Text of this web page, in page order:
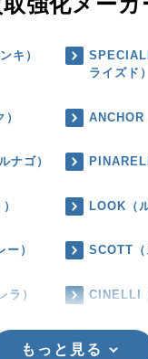
キ）
ライズド）
ANCHOR
ナゴ）
LOOK（
） SCOTT（
ラ） CINELLI
もっと見る